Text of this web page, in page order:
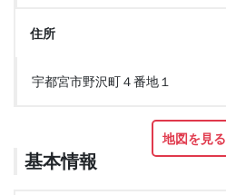
住所
宇都宮市野沢町４番地１
地図を見る
基本情報